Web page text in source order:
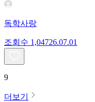
독학사랑
조회수 1,04726.07.01
9
더보기